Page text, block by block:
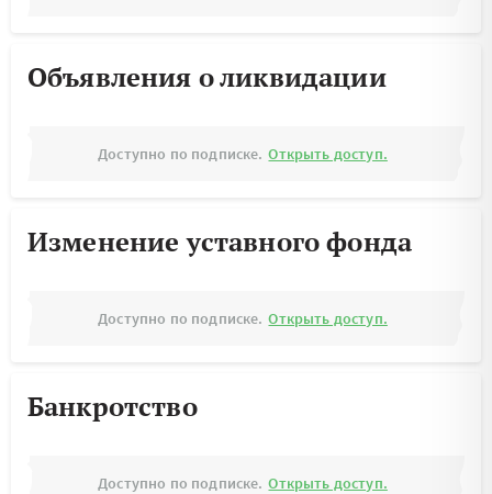
Объявления о ликвидации
Доступно по подписке. Открыть доступ.
Изменение уставного фонда
Доступно по подписке. Открыть доступ.
Банкротство
Доступно по подписке. Открыть доступ.